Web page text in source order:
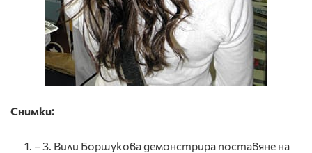
Снимки:
– 3. Вили Боршукова демонстрира поставяне на